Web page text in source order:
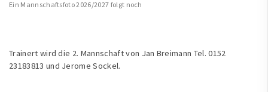
Ein Mannschaftsfoto 2026/2027 folgt noch
Trainert wird die 2. Mannschaft von Jan Breimann Tel. 0152
23183813 und Jerome Sockel.